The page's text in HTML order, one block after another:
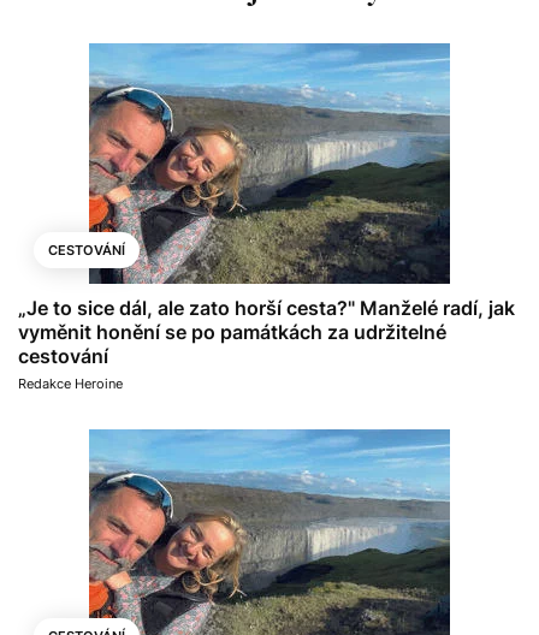
CESTOVÁNÍ
„Je to sice dál, ale zato horší cesta?" Manželé radí, jak
vyměnit honění se po památkách za udržitelné
cestování
Redakce Heroine